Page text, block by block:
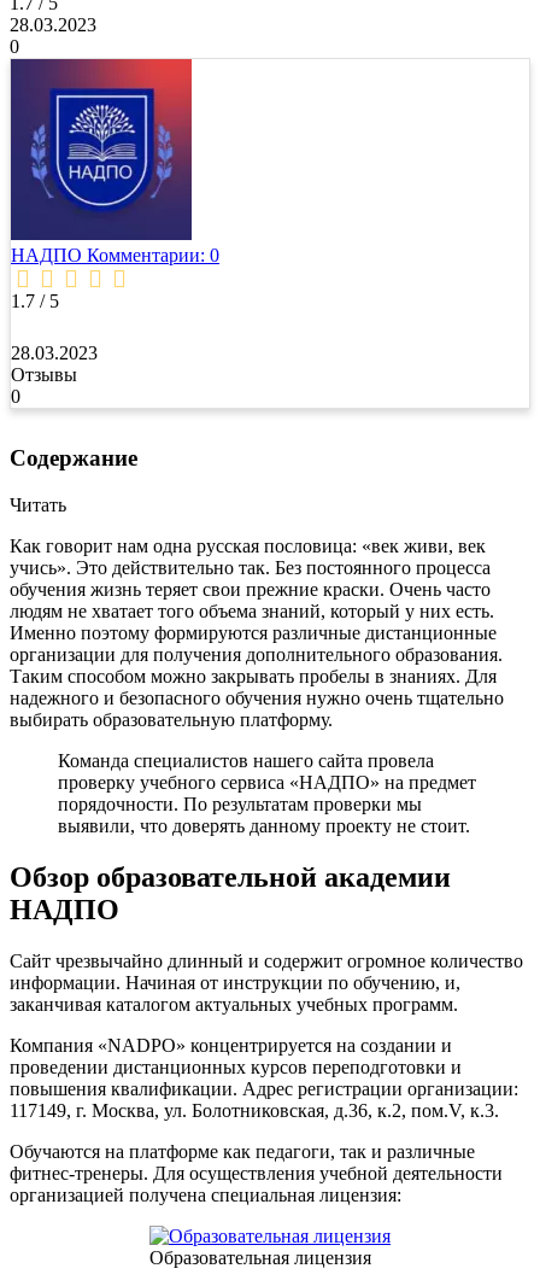
28.03.2023
0
НАДПО Комментарии: 0
1.7 / 5
28.03.2023
Отзывы
0
Содержание
Читать
Как говорит нам одна русская пословица: «век живи, век
учись». Это действительно так. Без постоянного процесса
обучения жизнь теряет свои прежние краски. Очень часто
людям не хватает того объема знаний, который у них есть.
Именно поэтому формируются различные дистанционные
организации для получения дополнительного образования.
Таким способом можно закрывать пробелы в знаниях. Для
надежного и безопасного обучения нужно очень тщательно
выбирать образовательную платформу.
Команда специалистов нашего сайта провела
проверку учебного сервиса «НАДПО» на предмет
порядочности. По результатам проверки мы
выявили, что доверять данному проекту не стоит.
Обзор образовательной академии
НАДПО
Сайт чрезвычайно длинный и содержит огромное количество
информации. Начиная от инструкции по обучению, и,
заканчивая каталогом актуальных учебных программ.
Компания «NADPO» концентрируется на создании и
проведении дистанционных курсов переподготовки и
повышения квалификации. Адрес регистрации организации:
117149, г. Москва, ул. Болотниковская, д.36, к.2, пом.V, к.3.
Обучаются на платформе как педагоги, так и различные
фитнес-тренеры. Для осуществления учебной деятельности
организацией получена специальная лицензия:
Образовательная лицензия